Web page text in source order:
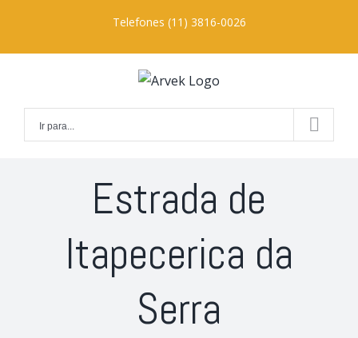
o
Telefones (11) 3816-0026
Ir para...
Estrada de
Itapecerica da
Serra